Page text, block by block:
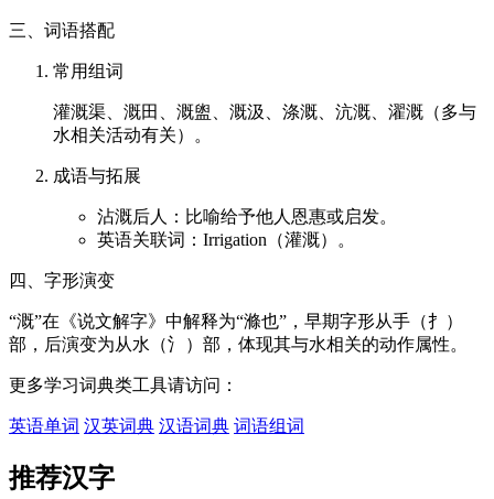
三、词语搭配
常用组词
灌溉渠、溉田、溉盥、溉汲、涤溉、沆溉、濯溉（多与
水相关活动有关）。
成语与拓展
沾溉后人：比喻给予他人恩惠或启发。
英语关联词：Irrigation（灌溉）。
四、字形演变
“溉”在《说文解字》中解释为“滌也”，早期字形从手（扌）
部，后演变为从水（氵）部，体现其与水相关的动作属性。
更多学习词典类工具请访问：
英语单词 汉英词典 汉语词典 词语组词
推荐汉字